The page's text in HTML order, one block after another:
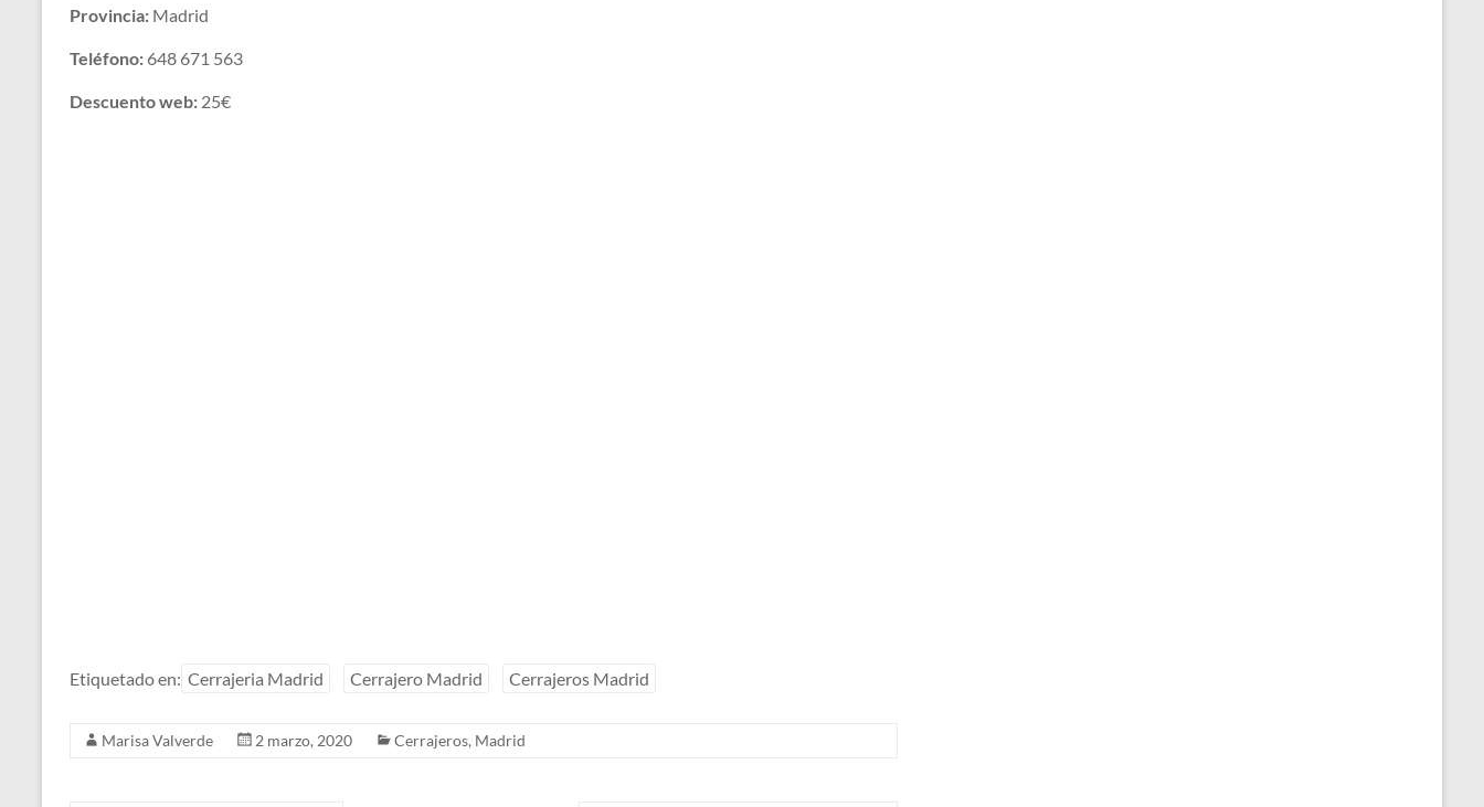
Provincia: Madrid
Teléfono: 648 671 563
Descuento web: 25€
Etiquetado en: Cerrajeria Madrid Cerrajero Madrid Cerrajeros Madrid
Marisa Valverde 2 marzo, 2020 Cerrajeros, Madrid